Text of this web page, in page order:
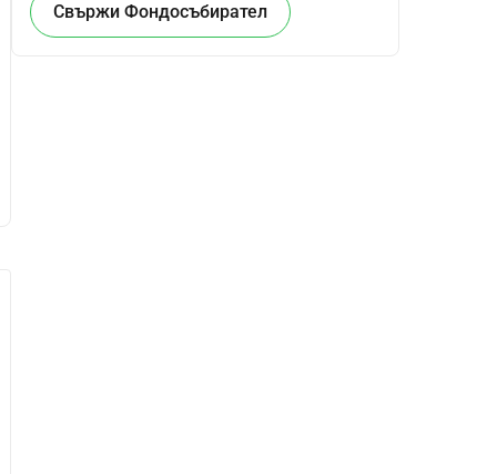
Свържи Фондосъбирател